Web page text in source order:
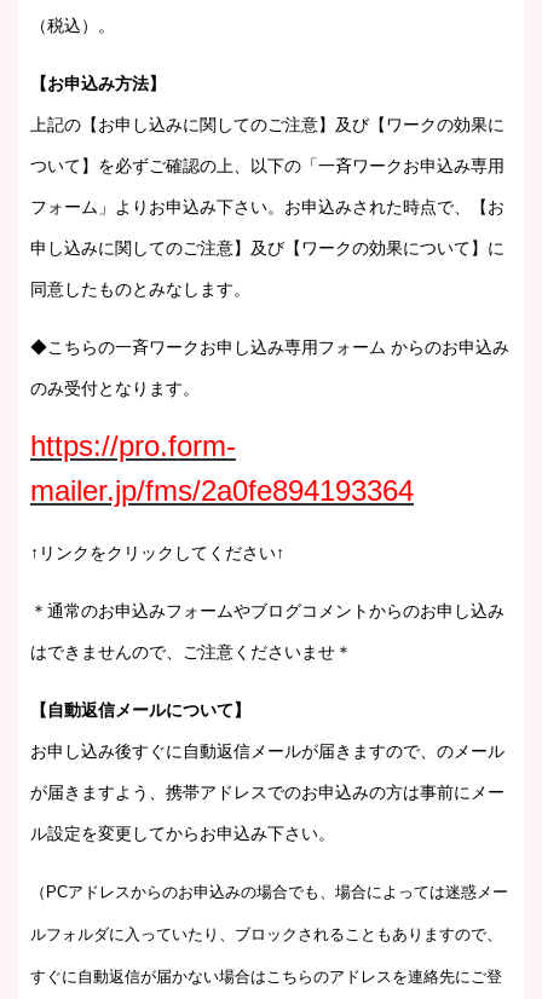
（税込）。
【お申込み方法】
上記の【お申し込みに関してのご注意】及び【ワークの効果に
ついて】を必ずご確認の上、以下の「一斉ワークお申込み専用
フォーム」よりお申込み下さい。お申込みされた時点で、【お
申し込みに関してのご注意】及び【ワークの効果について】に
同意したものとみなします。
◆こちらの一斉ワークお申し込み専用フォーム からのお申込み
のみ受付となります。
https://pro.form-
mailer.jp/fms/2a0fe894193364
↑リンクをクリックしてください↑
＊通常のお申込みフォームやブログコメントからのお申し込み
はできませんので、ご注意くださいませ＊
【自動返信メールについて】
お申し込み後すぐに自動返信メールが届きますので、のメール
が届きますよう、携帯アドレスでのお申込みの方は事前にメー
ル設定を変更してからお申込み下さい。
（PCアドレスからのお申込みの場合でも、場合によっては迷惑メー
ルフォルダに入っていたり、ブロックされることもありますので、
すぐに自動返信が届かない場合はこちらのアドレスを連絡先にご登